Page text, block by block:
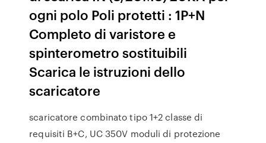
ogni polo Poli protetti : 1P+N
Completo di varistore e
spinterometro sostituibili
Scarica le istruzioni dello
scaricatore
scaricatore combinato tipo 1+2 classe di
requisiti B+C, UC 350V moduli di protezione